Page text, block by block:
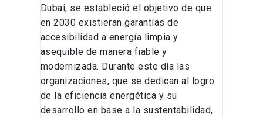
Dubai, se estableció el objetivo de que
en 2030 existieran garantías de
accesibilidad a energía limpia y
asequible de manera fiable y
modernizada. Durante este día las
organizaciones, que se dedican al logro
de la eficiencia energética y su
desarrollo en base a la sustentabilidad,